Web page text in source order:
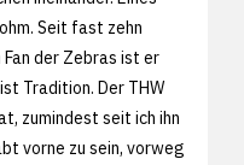
Seit fast zehn
der Zebras ist er
Tradition. Der THW
zumindest seit ich ihn
vorne zu sein, vorweg